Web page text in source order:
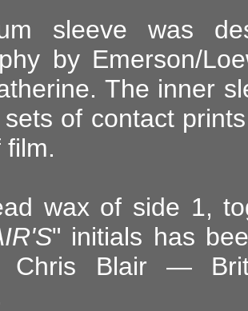
sleeve was
by Emerson/
The inner
of contact
film.
wax of side 1,
" initials has
Chris Blair —